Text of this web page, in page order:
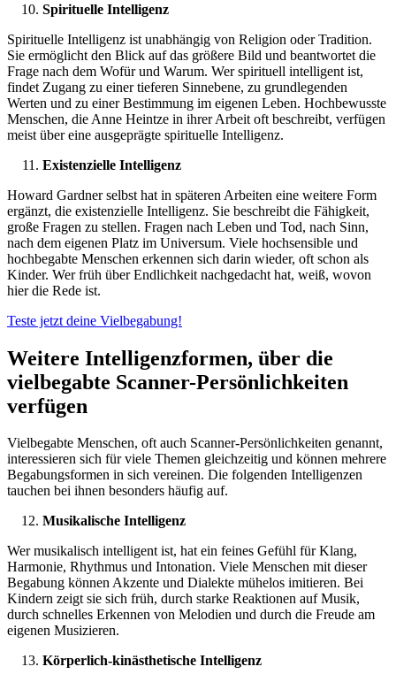
Spirituelle Intelligenz
Spirituelle Intelligenz ist unabhängig von Religion oder Tradition.
Sie ermöglicht den Blick auf das größere Bild und beantwortet die
Frage nach dem Wofür und Warum. Wer spirituell intelligent ist,
findet Zugang zu einer tieferen Sinnebene, zu grundlegenden
Werten und zu einer Bestimmung im eigenen Leben. Hochbewusste
Menschen, die Anne Heintze in ihrer Arbeit oft beschreibt, verfügen
meist über eine ausgeprägte spirituelle Intelligenz.
Existenzielle Intelligenz
Howard Gardner selbst hat in späteren Arbeiten eine weitere Form
ergänzt, die existenzielle Intelligenz. Sie beschreibt die Fähigkeit,
große Fragen zu stellen. Fragen nach Leben und Tod, nach Sinn,
nach dem eigenen Platz im Universum. Viele hochsensible und
hochbegabte Menschen erkennen sich darin wieder, oft schon als
Kinder. Wer früh über Endlichkeit nachgedacht hat, weiß, wovon
hier die Rede ist.
Teste jetzt deine Vielbegabung!
Weitere Intelligenzformen, über die
vielbegabte Scanner-Persönlichkeiten
verfügen
Vielbegabte Menschen, oft auch Scanner-Persönlichkeiten genannt,
interessieren sich für viele Themen gleichzeitig und können mehrere
Begabungsformen in sich vereinen. Die folgenden Intelligenzen
tauchen bei ihnen besonders häufig auf.
Musikalische Intelligenz
Wer musikalisch intelligent ist, hat ein feines Gefühl für Klang,
Harmonie, Rhythmus und Intonation. Viele Menschen mit dieser
Begabung können Akzente und Dialekte mühelos imitieren. Bei
Kindern zeigt sie sich früh, durch starke Reaktionen auf Musik,
durch schnelles Erkennen von Melodien und durch die Freude am
eigenen Musizieren.
Körperlich-kinästhetische Intelligenz